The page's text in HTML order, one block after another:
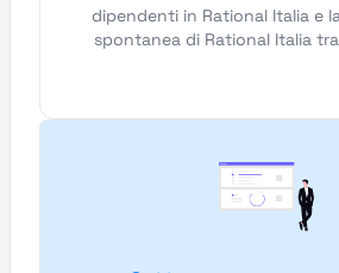
dipendenti in Rational Italia e
spontanea di Rational Italia